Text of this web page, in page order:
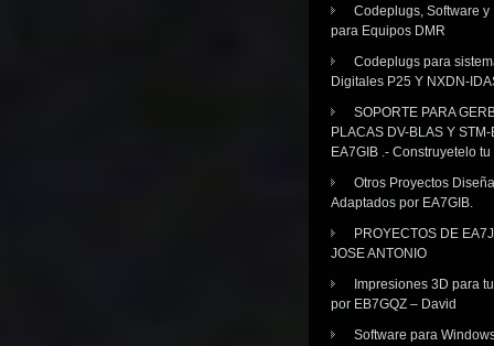
Codeplugs, Software y
para Equipos DMR
Codeplugs para
Digitales P25 Y NXDN-
SOPORTE PARA
PLACAS DV-BLAS Y
EA7GIB .- Construyetelo
Otros Proyectos
Adaptados por EA7GIB.
PROYECTOS DE
JOSE ANTONIO
Impresiones 3D para
por EB7GQZ – David
Software para